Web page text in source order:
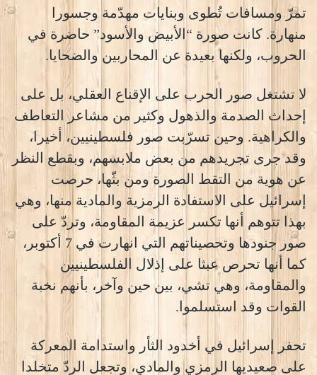
تمرّ ومسافات تُطوى وبنايات مهدّمة وجسورا
منهارة. كانت صورة “الأبيض والأسود” حاضرة في
الحروب، ولكنها بعيدة عن المحاربين والضحايا.
لا تشتغل صور الحرب على الإقناع العقلي، بل على
إحداث الصدمة والذهول وكثير من مشاعر التعاطف
والكراهية. وحين تسرّبت صور فلسطينيين، أخيرا،
وقد جرى تجريدهم من بعض ملابسهم، وبقطع النظر
عن هوية من التقط الصورة ومن بثّها، حرصت
إسرائيل على الاستفادة الرمزية والمادية منها، وهي
بهذا تتوهم أنها تكسر عزيمة المقاومة، وتردّ على
صور جنودها وتحصيناتهم التي انهارت في 7 أكتوبر،
كما أنها تحرص عبثا على إذلال الفلسطينيين
والمقاومة، وهي تشي، بين حين وآخر، بأنهم نخبة
القوات وقد استسلموا.
تحفر إسرائيل في أخدود الثأر واستدامة المعركة
على صعيديها الرمزي والمادي، وتجعل الردّ متخلدا